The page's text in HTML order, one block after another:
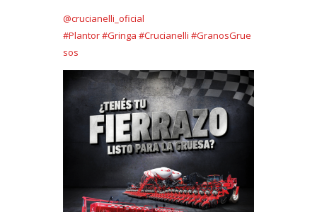
@crucianelli_oficial
#Plantor#Gringa #Crucianelli #GranosGrue
sos